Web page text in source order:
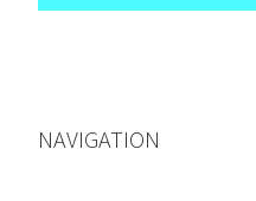
NAVIGATION